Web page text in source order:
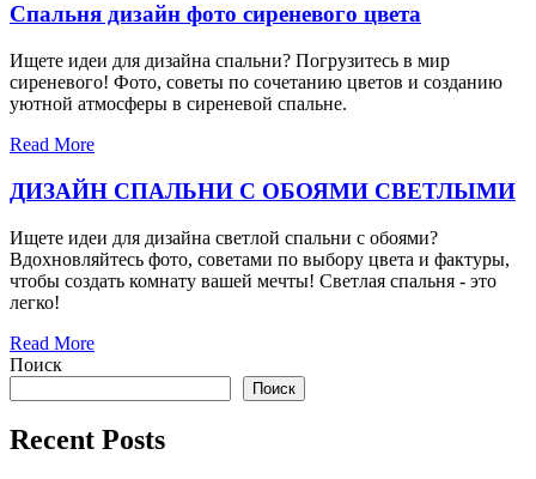
Спальня дизайн фото сиреневого цвета
Ищете идеи для дизайна спальни? Погрузитесь в мир
сиреневого! Фото, советы по сочетанию цветов и созданию
уютной атмосферы в сиреневой спальне.
Read More
ДИЗАЙН СПАЛЬНИ С ОБОЯМИ СВЕТЛЫМИ
Ищете идеи для дизайна светлой спальни с обоями?
Вдохновляйтесь фото, советами по выбору цвета и фактуры,
чтобы создать комнату вашей мечты! Светлая спальня - это
легко!
Read More
Поиск
Поиск
Recent Posts